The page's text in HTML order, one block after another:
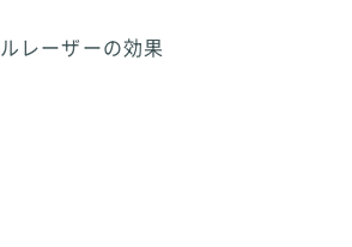
レーザーの効果